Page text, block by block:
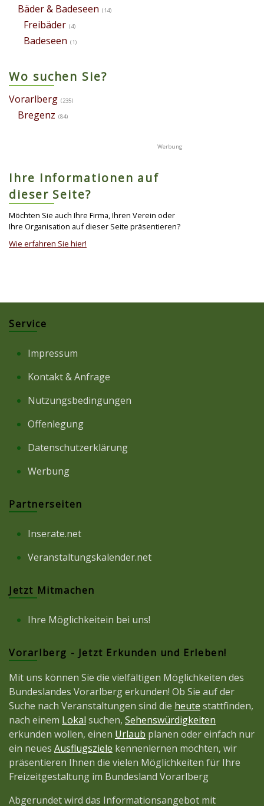
Bäder & Badeseen (14)
Freibäder (4)
Badeseen (1)
Wo suchen Sie?
Vorarlberg (235)
Bregenz (84)
Ihre Informationen auf
dieser Seite?
Möchten Sie auch Ihre Firma, Ihren Verein oder
Ihre Organisation auf dieser Seite präsentieren?
Wie erfahren Sie hier!
Service
Impressum
Kontakt & Anfrage
Nutzungsbedingungen
Offenlegung
Datenschutzerklärung
Werbung
Partnerseiten
Inserate.net
Veranstaltungskalender.net
Jetzt Mitmachen
Ihre Möglichkeitein bei uns!
Vorarlberg - Jetzt Erkunden und Erleben!
Mit uns können Sie die vielfältigen Möglichkeiten des
Bundeslandes Vorarlberg erkunden! Ob Sie auf der
Suche nach Veranstaltungen sind die heute stattfinden,
nach einem Lokal suchen, Sehenswürdigkeiten
erkunden wollen, einen Urlaub planen oder einfach nur
ein neues Ausflugsziele kennenlernen möchten, wir
präsentieren Ihnen die vielen Möglichkeiten für Ihre
Freizeitgestaltung im Bundesland Vorarlberg
Abgerundet wird das Informationsangebot mit